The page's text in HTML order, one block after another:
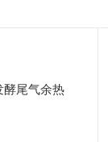
酵尾气余热